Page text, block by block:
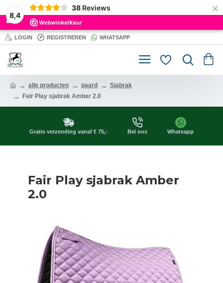
8,4
38 Reviews ×
LOGIN REGISTREREN WHATSAPP
alle producten paard
Sjabrak
Fair Play sjabrak Amber 2.0
Gratis verzending vanaf € 75,- Bel ons Whatsapp
Fair Play sjabrak Amber
2.0